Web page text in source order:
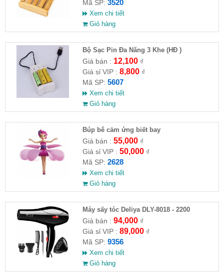
Mã SP: 3520
Xem chi tiết
Giỏ hàng
Bộ Sạc Pin Đa Năng 3 Khe (HĐ )
Giá bán : 12,100₫
Giá sỉ VIP : 8,800₫
Mã SP: 5607
Xem chi tiết
Giỏ hàng
​Búp bê cảm ứng biết bay
Giá bán : 55,000₫
Giá sỉ VIP : 50,000₫
Mã SP: 2628
Xem chi tiết
Giỏ hàng
Máy sấy tóc Deliya DLY-8018 - 2200
Giá bán : 94,000₫
Giá sỉ VIP : 89,000₫
Mã SP: 9356
Xem chi tiết
Giỏ hàng